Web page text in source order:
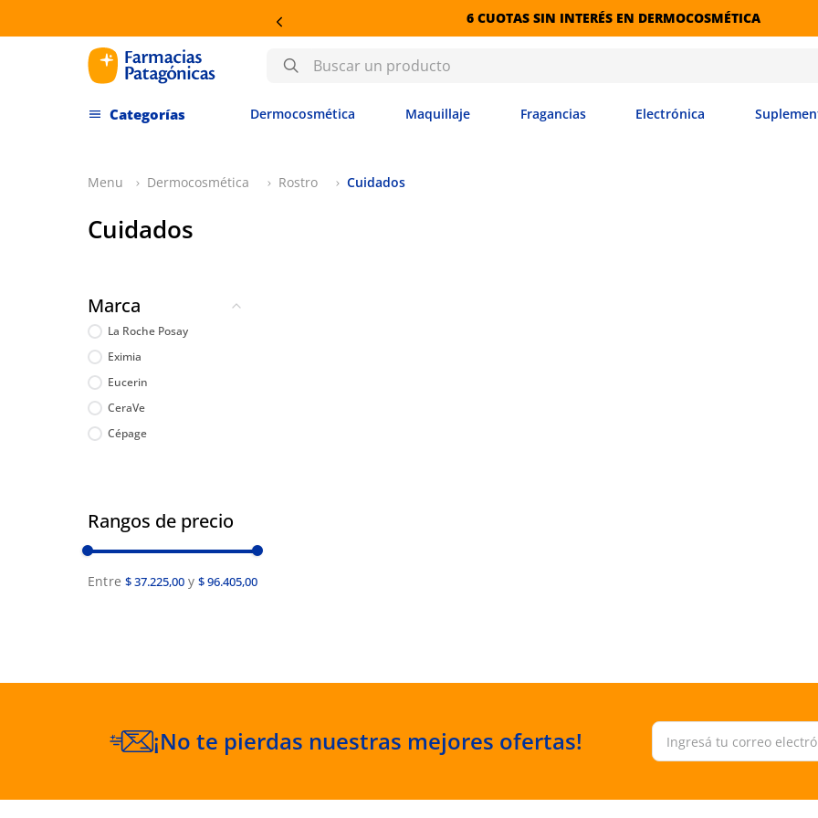
6 CUOTAS SIN INTERÉS EN DERMOCOSMÉTICA
Buscar un producto
Dermocosmética Maquillaje Fragancias Electrónica
Dermocosmética Rostro Cuidados
Cuidados
Marca
La Roche Posay
Eximia
Eucerin
CeraVe
Cépage
Rangos de precio
$ 37.225,00 $ 96.405,00
¡No te pierdas nuestras mejores ofertas!